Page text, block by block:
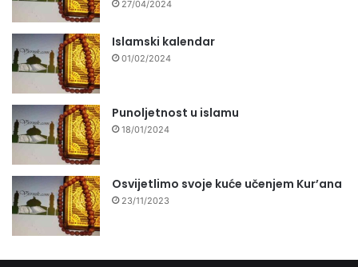
27/04/2024
Islamski kalendar
01/02/2024
Punoljetnost u islamu
18/01/2024
Osvijetlimo svoje kuće učenjem Kur’ana
23/11/2023